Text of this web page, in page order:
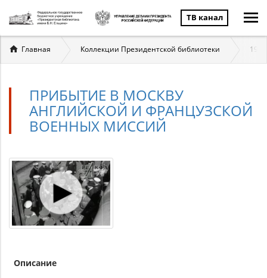
ТВ канал
Вы
здесь
Главная Коллекции Президентской библиотеки
ПРИБЫТИЕ В МОСКВУ
АНГЛИЙСКОЙ И ФРАНЦУЗСКОЙ
ВОЕННЫХ МИССИЙ
Описание